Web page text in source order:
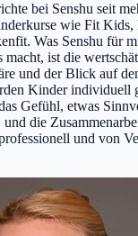
bei Senshu seit
wie Fit
Was Senshu für
macht, ist die
und der Blick auf
Kinder individuell
Gefühl, etwas
und die
und von